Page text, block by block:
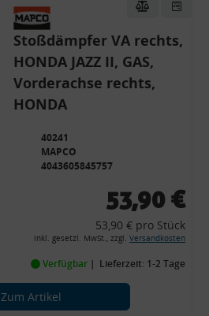
Stoßdämpfer VA rechts,
HONDA JAZZ II, GAS,
Vorderachse rechts,
HONDA
40241
MAPCO
4043605845757
53,90 €
53,90 € pro Stück
inkl. gesetzl. MwSt., zzgl. Versandkosten
Verfügbar Lieferzeit: 1-2 Tage
Zum Artikel